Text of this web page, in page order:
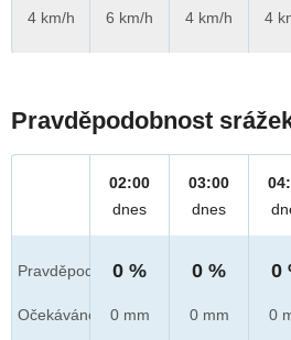
4 km/h
6 km/h
4 km/h
4
Pravděpodobnost
Pravděpod.
Očekáváno
02:00
dnes
0 %
0 mm
03:00
dnes
0 %
0 mm
0
0